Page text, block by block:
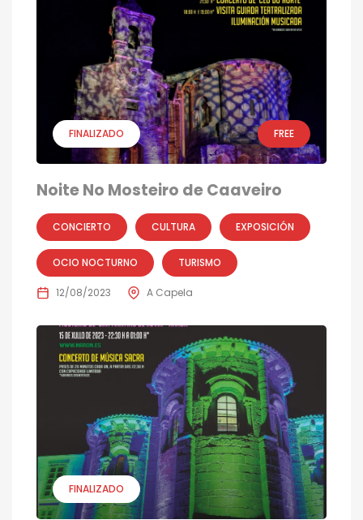
FINALIZADO FREE
Noite No Mosteiro de Caaveiro
CONCIERTO CULTURA EXPOSICIÓN
OCIO NOCTURNO TURISMO
12/08/2023 A Capela
FINALIZADO